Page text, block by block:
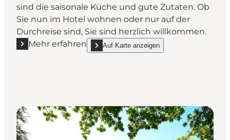
sind die saisonale Küche und gute Zutaten. Ob
Sie nun im Hotel wohnen oder nur auf der
Durchreise sind, Sie sind herzlich willkommen.
Mehr erfahren
Mehr erfahren "Frederik VIs Hotel Restaurant"
Auf Karte anzeigen
show Frederik VIs Hotel Restaurant on_map